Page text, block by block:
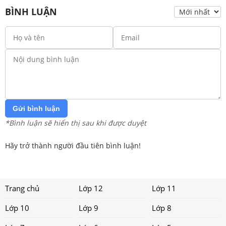
BÌNH LUẬN
Gửi bình luận
*Bình luận sẽ hiển thị sau khi được duyệt
Hãy trở thành người đầu tiên bình luận!
Trang chủ Lớp 12
Lớp 11
Lớp 10
Lớp 9
Lớp 8